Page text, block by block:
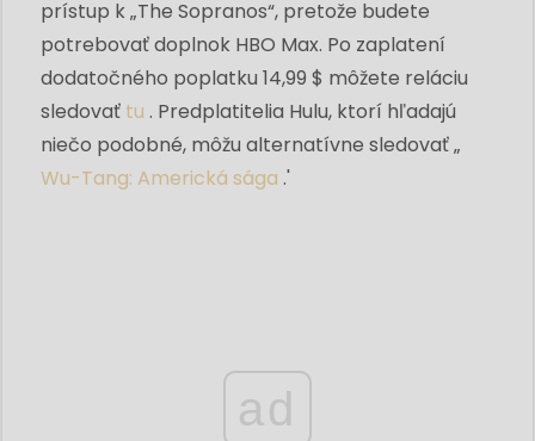
prístup k „The Sopranos“, pretože budete
potrebovať doplnok HBO Max. Po zaplatení
dodatočného poplatku 14,99 $ môžete reláciu
sledovať tu . Predplatitelia Hulu, ktorí hľadajú
niečo podobné, môžu alternatívne sledovať „
Wu-Tang: Americká sága .'
ad